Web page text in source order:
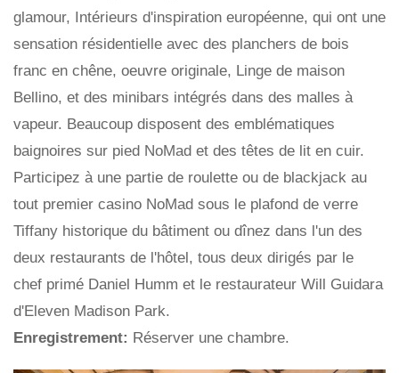
glamour, Intérieurs d'inspiration européenne, qui ont une
sensation résidentielle avec des planchers de bois
franc en chêne, oeuvre originale, Linge de maison
Bellino, et des minibars intégrés dans des malles à
vapeur. Beaucoup disposent des emblématiques
baignoires sur pied NoMad et des têtes de lit en cuir.
Participez à une partie de roulette ou de blackjack au
tout premier casino NoMad sous le plafond de verre
Tiffany historique du bâtiment ou dînez dans l'un des
deux restaurants de l'hôtel, tous deux dirigés par le
chef primé Daniel Humm et le restaurateur Will Guidara
d'Eleven Madison Park.
Enregistrement: Réserver une chambre.